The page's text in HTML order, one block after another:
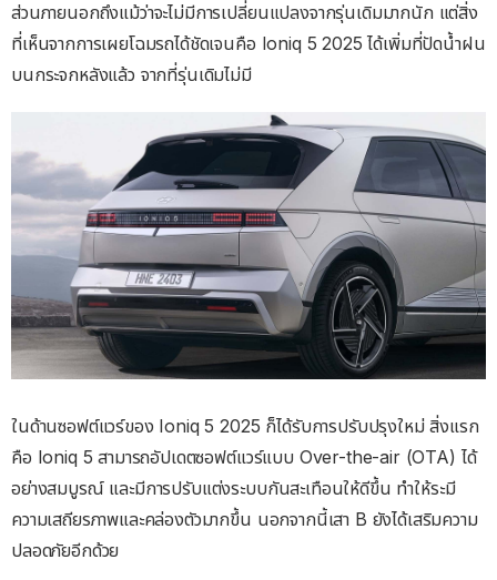
ส่วนภายนอกถึงแม้ว่าจะไม่มีการเปลี่ยนแปลงจากรุ่นเดิมมากนัก แต่สิ่ง
ที่เห็นจากการเผยโฉมรถได้ชัดเจนคือ Ioniq 5 2025 ได้เพิ่มที่ปัดน้ำฝน
บนกระจกหลังแล้ว จากที่รุ่นเดิมไม่มี
ในด้านซอฟต์แวร์ของ Ioniq 5 2025 ก็ได้รับการปรับปรุงใหม่ สิ่งแรก
คือ Ioniq 5 สามารถอัปเดตซอฟต์แวร์แบบ Over-the-air (OTA) ได้
อย่างสมบูรณ์ และมีการปรับแต่งระบบกันสะเทือนให้ดีขึ้น ทำให้ระมี
ความเสถียรภาพและคล่องตัวมากขึ้น นอกจากนี้เสา B ยังได้เสริมความ
ปลอดภัยอีกด้วย